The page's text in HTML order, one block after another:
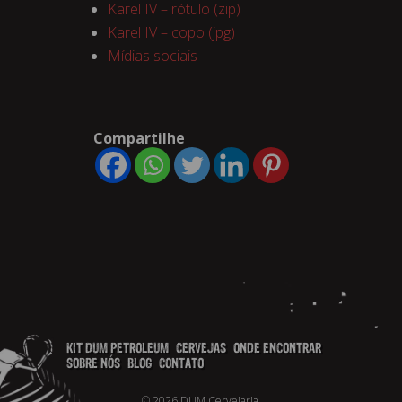
Karel IV – rótulo (zip)
Karel IV – copo (jpg)
Mídias sociais
Compartilhe
KIT DUM PETROLEUM CERVEJAS
ONDE ENCONTRAR
SOBRE NÓS
BLOG CONTATO